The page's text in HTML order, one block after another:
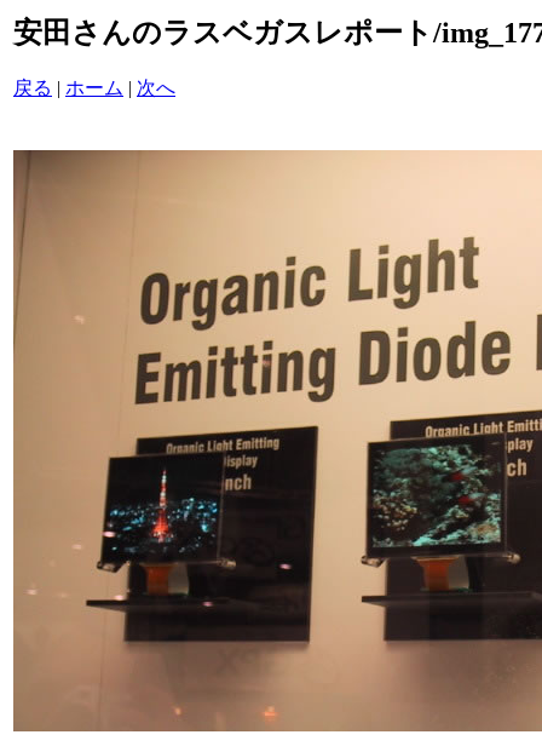
安田さんのラスベガスレポート/
戻る | ホーム | 次へ